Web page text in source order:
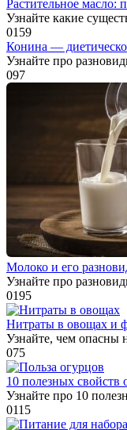
Растительное масло:
Узнайте какие
0159
Конина —
Узнайте про
097
Молоко и его
Узнайте про
0195
Нитраты в овощах и
Узнайте, чем опасны
075
10 полезных свойств
Узнайте про 10
0115